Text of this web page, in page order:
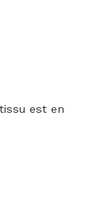
est en